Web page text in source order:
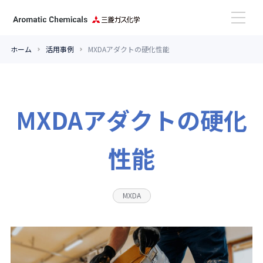
芳香族アルデヒド
お問い合わせ
ホーム 活用事例 MXDAアダクトの硬化性能
MXDAアダクトの硬化
性能
MXDA